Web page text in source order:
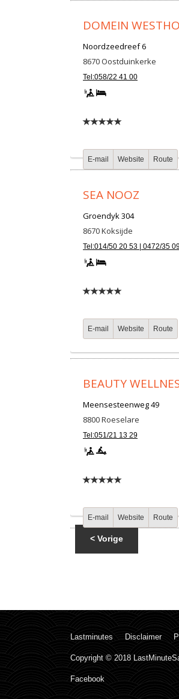
DOMEIN
Noordzeedreef 6
8670Oostduinkerke
Tel:058/22 41 00
E-mail Website Route
SEA NOOZ
Groendyk 304
8670Koksijde
Tel:014/50 20 53 | 0472/35
E-mail Website Route
BEAUTY
Meensesteenweg 49
8800Roeselare
Tel:051/21 13 29
E-mail Website Route
< Vorige
Lastminutes Disclaimer
Copyright © 2018
Facebook